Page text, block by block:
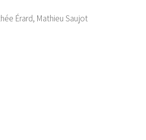
Érard, Mathieu Saujot